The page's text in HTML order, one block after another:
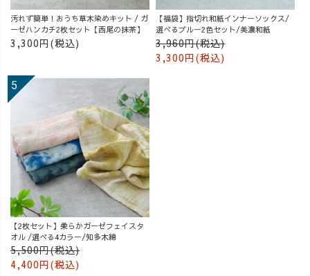
汚れず簡単！おうち草木染めキット / ガ
ーゼハンカチ2枚セット【西尾の抹茶】
3,300円(税込)
【福袋】指切れ和紙インナーソックス/
選べるブルー2色セット/美濃和紙
3,960円(税込)
3,300円(税込)
【2枚セット】柔らかガーゼフェイスタ
オル /選べる4カラー/知多木綿
5,500円(税込)
4,400円(税込)